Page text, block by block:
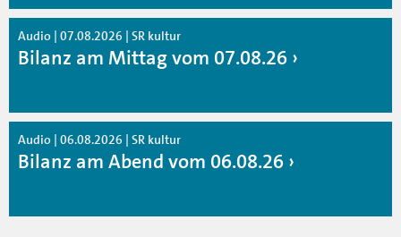
Audio | 07.08.2026 | SR kultur
Bilanz am Mittag vom 07.08.26
Audio | 06.08.2026 | SR kultur
Bilanz am Abend vom 06.08.26